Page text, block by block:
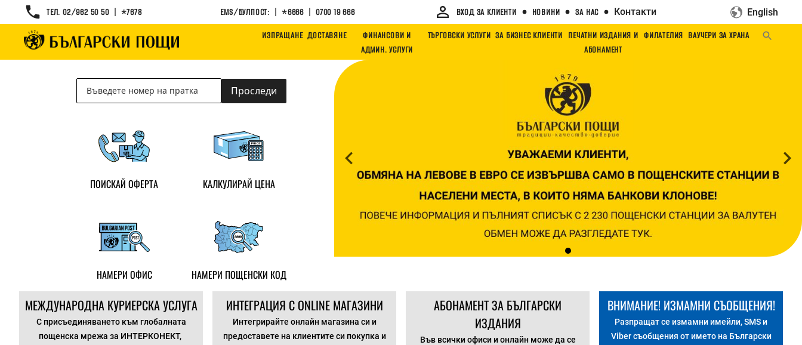
ТЕЛ. 02/962 50 50 | *7678 EMS/БУЛПОСТ: | *6666 | 0700 19 666 ВХОД ЗА КЛИЕНТИ НОВИНИ ЗА НАС Контакти English
ИЗПРАЩАНЕ ДОСТАВЯНЕ
ФИНАНСОВИ И
АДМИН. УСЛУГИ
ТЪРГОВСКИ УСЛУГИ ЗА БИЗНЕС КЛИЕНТИ ПЕЧАТНИ ИЗДАНИЯ И
АБОНАМЕНТ
ФИЛАТЕЛИЯ ВАУЧЕРИ ЗА ХРАНА
Търсене
пратка
Проследи
ПОИСКАЙ ОФЕРТА КАЛКУЛИРАЙ ЦЕНА
НАМЕРИ ОФИС НАМЕРИ ПОЩЕНСКИ КОД
Slide 1 of 1
МЕЖДУНАРОДНА КУРИЕРСКА УСЛУГА
С присъединяването към глобалната
пощенска мрежа за ИНТЕРКОНЕКТ,
ИНТЕГРАЦИЯ С ONLINE МАГАЗИНИ
Интегрирайте онлайн магазина си и
предоставете на клиентите си покупка и
АБОНАМЕНТ ЗА БЪЛГАРСКИ
ИЗДАНИЯ
Във всички офиси и онлайн може да се
ВНИМАНИЕ! ИЗМАМНИ СЪОБЩЕНИЯ!
Разпращат се измамни имейли, SMS и
Viber съобщения от името на Български